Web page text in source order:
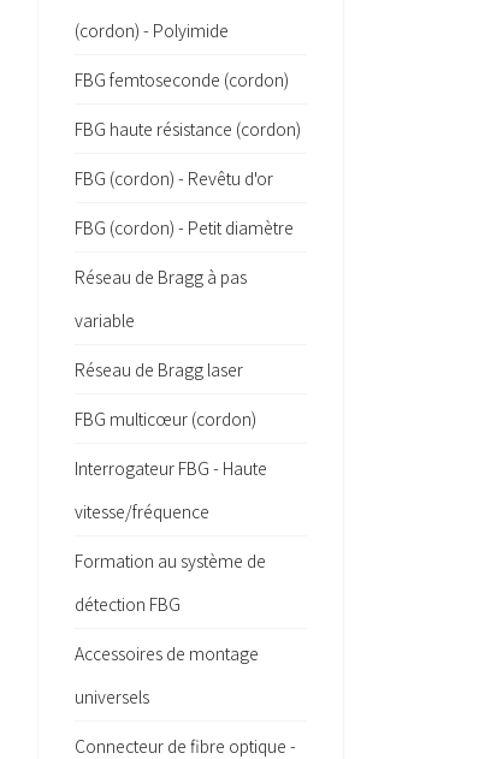
(cordon) - Polyimide
FBG femtoseconde (cordon)
FBG haute résistance (cordon)
FBG (cordon) - Revêtu d'or
FBG (cordon) - Petit diamètre
Réseau de Bragg à pas
variable
Réseau de Bragg laser
FBG multicœur (cordon)
Interrogateur FBG - Haute
vitesse/fréquence
Formation au système de
détection FBG
Accessoires de montage
universels
Connecteur de fibre optique -